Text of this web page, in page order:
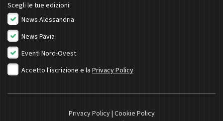
Scegli le tue edizioni:
News Alessandria
News Pavia
Eventi Nord-Ovest
Accetto l'iscrizione e la Privacy Policy
Privacy Policy| Cookie Policy